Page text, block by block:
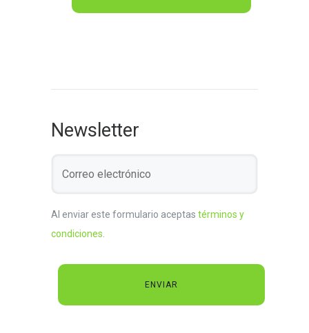
Newsletter
Al enviar este formulario aceptas términos y
condiciones